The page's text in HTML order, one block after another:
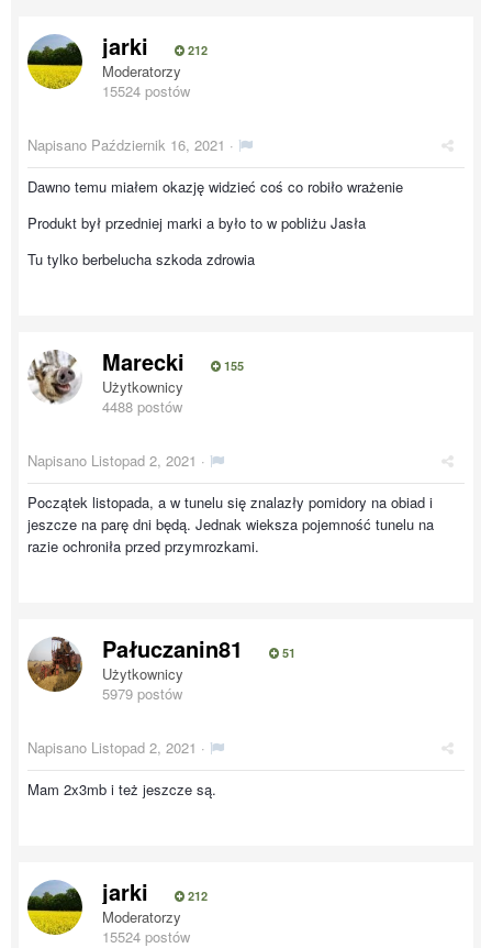
jarki 212
Moderatorzy
15524 postów
Napisano Październik 16, 2021 ·
Dawno temu miałem okazję widzieć coś co robiło wrażenie
Produkt był przedniej marki a było to w pobliżu Jasła
Tu tylko berbelucha szkoda zdrowia
Marecki 155
Użytkownicy
4488 postów
Napisano Listopad 2, 2021 ·
Początek listopada, a w tunelu się znalazły pomidory na obiad i
jeszcze na parę dni będą. Jednak wieksza pojemność tunelu na
razie ochroniła przed przymrozkami.
Pałuczanin81 51
Użytkownicy
5979 postów
Napisano Listopad 2, 2021 ·
Mam 2x3mb i też jeszcze są.
jarki 212
Moderatorzy
15524 postów